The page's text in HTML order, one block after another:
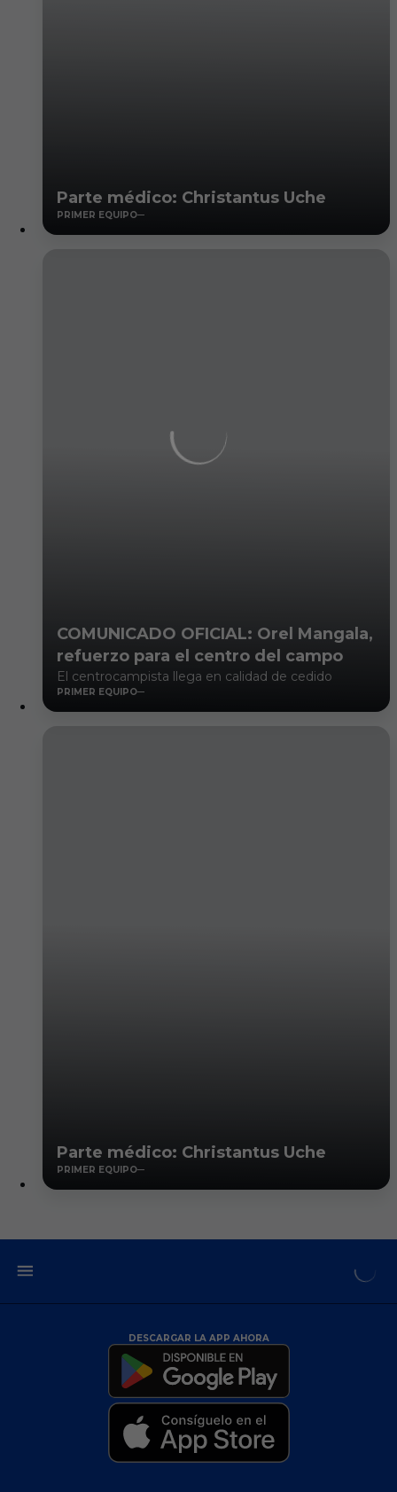
Parte médico: Christantus Uche
PRIMER EQUIPO
COMUNICADO OFICIAL: Orel Mangala,
refuerzo para el centro del campo
El centrocampista llega en calidad de cedido
PRIMER EQUIPO
Parte médico: Christantus Uche
PRIMER EQUIPO
DESCARGAR LA APP AHORA